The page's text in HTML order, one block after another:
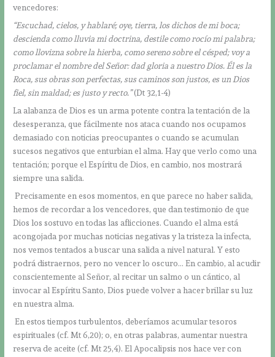
vencedores:
“Escuchad, cielos, y hablaré; oye, tierra, los dichos de mi boca;
descienda como lluvia mi doctrina, destile como rocío mi palabra;
como llovizna sobre la hierba, como sereno sobre el césped; voy a
proclamar el nombre del Señor: dad gloria a nuestro Dios. Él es la
Roca, sus obras son perfectas, sus caminos son justos, es un Dios
fiel, sin maldad; es justo y recto.”(Dt 32,1-4)
La alabanza de Dios es un arma potente contra la tentación de la
desesperanza, que fácilmente nos ataca cuando nos ocupamos
demasiado con noticias preocupantes o cuando se acumulan
sucesos negativos que enturbian el alma. Hay que verlo como una
tentación; porque el Espíritu de Dios, en cambio, nos mostrará
siempre una salida.
Precisamente en esos momentos, en que parece no haber salida,
hemos de recordar a los vencedores, que dan testimonio de que
Dios los sostuvo en todas las aflicciones. Cuando el alma está
acongojada por muchas noticias negativas y la tristeza la infecta,
nos vemos tentados a buscar una salida a nivel natural. Y esto
podrá distraernos, pero no vencer lo oscuro… En cambio, al acudir
conscientemente al Señor, al recitar un salmo o un cántico, al
invocar al Espíritu Santo, Dios puede volver a hacer brillar su luz
en nuestra alma.
En estos tiempos turbulentos, deberíamos acumular tesoros
espirituales (cf. Mt 6,20); o, en otras palabras, aumentar nuestra
reserva de aceite (cf. Mt 25,4). El Apocalipsis nos hace ver con